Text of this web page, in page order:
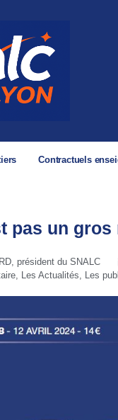
Contractuels
pas un gros
président du SNALC
, Les Actualités, Les